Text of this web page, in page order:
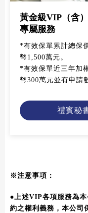
黃金級VIP（
專屬服務
*有效保單累計總保
幣1,500萬元。
*有效保單近三年加
幣300萬元並有申請
禮賓秘
※注意事項：
●上述VIP各項服務為
約之權利義務，本公司